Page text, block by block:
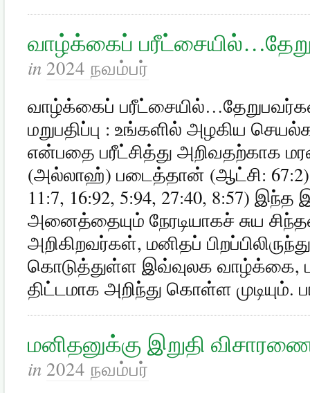
வாழ்க்கைப்
in 2024 நவம்பர்
வாழ்க்கைப்
மறுபதிப்பு : உங்களில் அழகிய
என்பதை பரீட்சித்து அறிவதற்காக
(அல்லாஹ்) படைத்தான் (ஆட்சி: 67:2)
11:7, 16:92, 5:94, 27:40, 8:57)
அனைத்தையும் நேரடியாகச் சுய
அறிகிறவர்கள், மனிதப்
கொடுத்துள்ள இவ்வுலக
திட்டமாக அறிந்து கொள்ள
மனிதனுக்கு இறுதி
in 2024 நவம்பர்